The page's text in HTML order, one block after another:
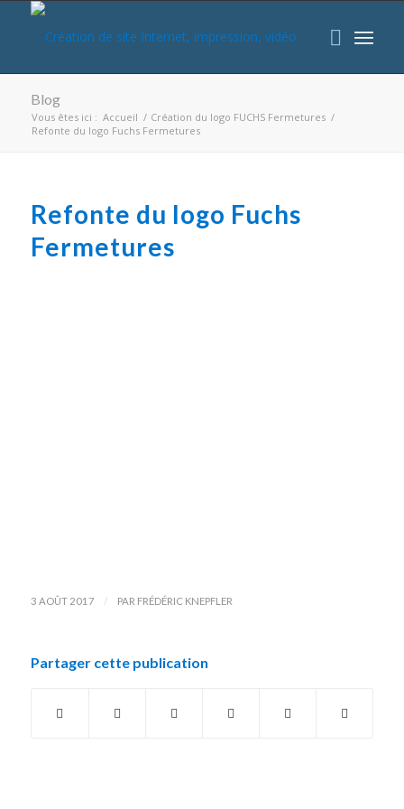
Blog
Vous êtes ici : Accueil / Création du logo FUCHS Fermetures /
Refonte du logo Fuchs Fermetures
Refonte du logo Fuchs
Fermetures
3 AOÛT 2017 / PAR FRÉDÉRIC KNEPFLER
Partager cette publication